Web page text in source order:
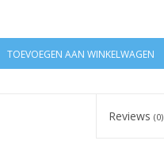
TOEVOEGEN AAN WINKELWAGEN
Reviews (0)